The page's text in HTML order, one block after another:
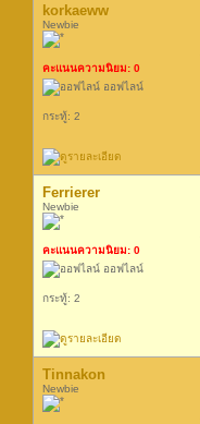
korkaeww
Newbie
คะแนนความนิยม: 0
ออฟไลน์
กระทู้: 2
Ferrierer
Newbie
คะแนนความนิยม: 0
ออฟไลน์
กระทู้: 2
Tinnakon
Newbie